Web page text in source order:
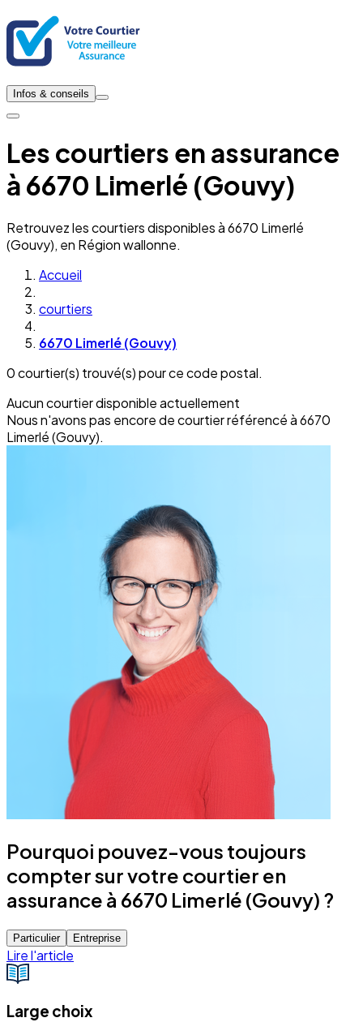
Infos & conseils
Les courtiers en assurance
à 6670 Limerlé (Gouvy)
Retrouvez les courtiers disponibles à 6670 Limerlé
(Gouvy), en Région wallonne.
Accueil
courtiers
6670 Limerlé (Gouvy)
0 courtier(s) trouvé(s) pour ce code postal.
Aucun courtier disponible actuellement
Nous n'avons pas encore de courtier référencé à 6670
Limerlé (Gouvy).
Pourquoi pouvez-vous toujours
compter sur votre courtier en
assurance à 6670 Limerlé (Gouvy) ?
Particulier Entreprise
Lire l'article
Large choix